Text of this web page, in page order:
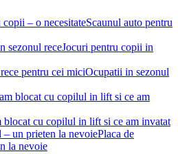
Scaunul auto pentru
Jocuri pentru copii in
Ocupatii in sezonul
blocat cu copilul in lift si ce am invatat
Placa de
la nevoie